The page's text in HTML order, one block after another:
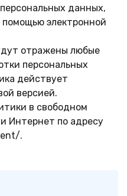
данных,
электронной
отражены любые
персональных
действует
версией.
в свободном
Интернет по адресу
.